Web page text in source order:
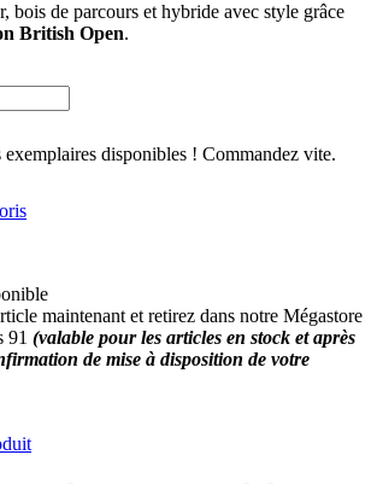
bois de parcours et hybride avec style grâce
British Open.
exemplaires disponibles ! Commandez vite.
maintenant et retirez dans notre Mégastore
91 (valable pour les articles en stock et après
de mise à disposition de votre